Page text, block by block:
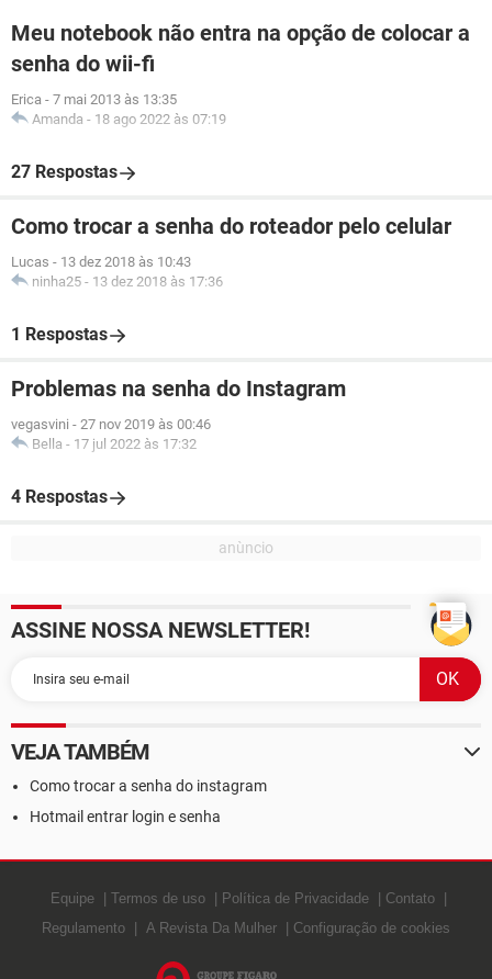
Meu notebook não entra na opção de colocar a
senha do wii-fi
Erica - 7 mai 2013 às 13:35
Amanda - 18 ago 2022 às 07:19
27 Respostas
Como trocar a senha do roteador pelo celular
Lucas - 13 dez 2018 às 10:43
ninha25 - 13 dez 2018 às 17:36
1 Respostas
Problemas na senha do Instagram
vegasvini - 27 nov 2019 às 00:46
Bella - 17 jul 2022 às 17:32
4 Respostas
ASSINE NOSSA NEWSLETTER!
VEJA TAMBÉM
Como trocar a senha do instagram
Hotmail entrar login e senha
Equipe Termos de uso Política de Privacidade
Contato
Regulamento
A Revista Da Mulher Configuração de cookies